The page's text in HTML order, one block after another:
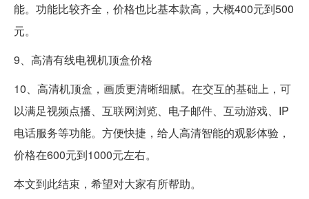
能。功能比较齐全，价格也比基本款高，大概400元到500
元。
9、高清有线电视机顶盒价格
10、高清机顶盒，画质更清晰细腻。在交互的基础上，可
以满足视频点播、互联网浏览、电子邮件、互动游戏、IP
电话服务等功能。方便快捷，给人高清智能的观影体验，
价格在600元到1000元左右。
本文到此结束，希望对大家有所帮助。